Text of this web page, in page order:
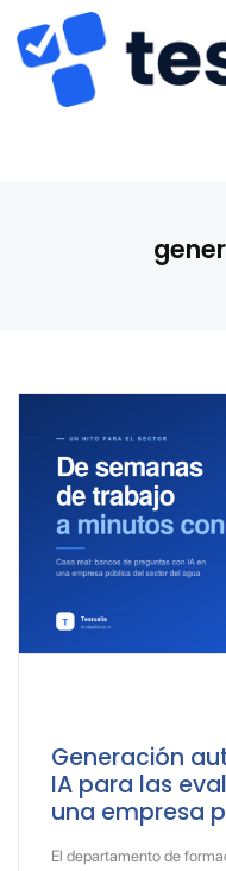
Generación
IA para las
una empresa
El departamento de